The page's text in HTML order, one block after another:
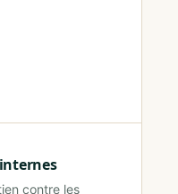
contre les